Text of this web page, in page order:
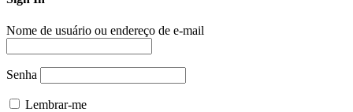
Nome de usuário ou endereço de e-mail
Senha
Lembrar-me